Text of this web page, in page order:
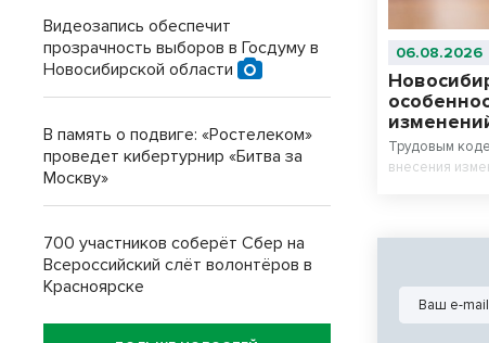
06.08.2026
Трудовым
внесения
Видеозапись обеспечит
прозрачность выборов в Госдуму в
Новосибирской области
В память о подвиге: «Ростелеком»
проведет кибертурнир «Битва за
Москву»
700 участников соберёт Сбер на
Всероссийский слёт волонтёров в
Красноярске